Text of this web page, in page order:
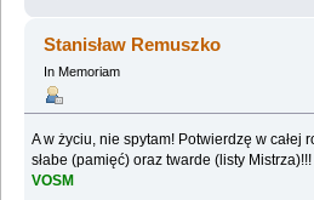
Stanisław Remuszko
In Memoriam
A w życiu, nie spytam! Potwierdzę w całej
słabe (pamięć) oraz twarde (listy Mistrza)!!!
VOSM